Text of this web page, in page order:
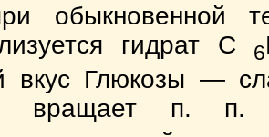
обыкновенной
гидрат C
6
вкус Глюкозы —
вращает п.